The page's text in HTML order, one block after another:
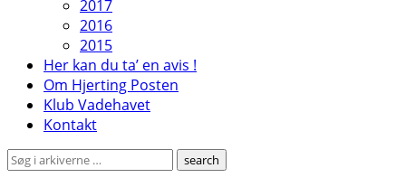
2017
2016
2015
Her kan du ta’ en avis !
Om Hjerting Posten
Klub Vadehavet
Kontakt